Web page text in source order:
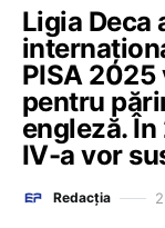
Ligia Deca
PISA 2025
pentru
engleză.
IV-a vor
Redacția